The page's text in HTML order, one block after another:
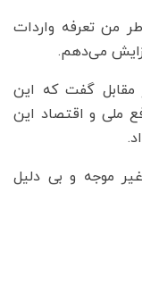
من تعرفه واردات
می‌دهم.
مقابل گفت که این
ملی و اقتصاد این
موجه و بی دلیل